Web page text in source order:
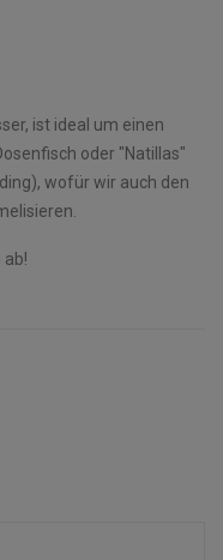
ist ideal um einen
oder "Natillas"
wofür wir auch den
ab!